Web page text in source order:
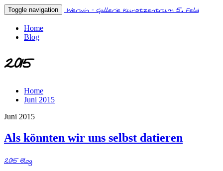
Toggle navigation Werwin - Gallerie Kunstzentrum 5. Feld
Home
Blog
2015
Home
Juni 2015
Juni 2015
Als könnten wir uns selbst datieren
2015Blog